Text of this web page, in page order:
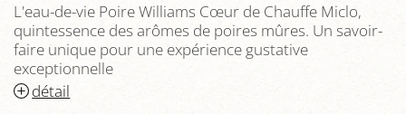
L'eau-de-vie Poire Williams Cœur de Chauffe Miclo,
quintessence des arômes de poires mûres. Un savoir-
faire unique pour une expérience gustative
exceptionnelle
détail